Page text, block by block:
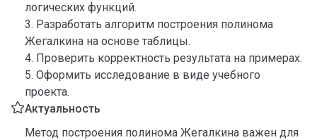
логических функций.
3. Разработать алгоритм построения полинома
Жегалкина на основе таблицы.
4. Проверить корректность результата на примерах.
5. Оформить исследование в виде учебного
проекта.
Актуальность
Метод построения полинома Жегалкина важен для